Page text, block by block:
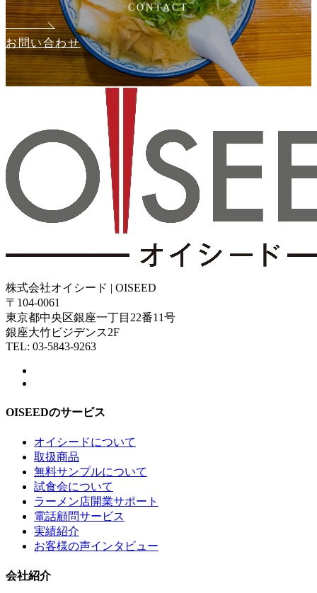
CONTACT
お問い合わせ
株式会社オイシード | OISEED
〒104-0061
東京都中央区銀座一丁目22番11号
銀座大竹ビジデンス2F
TEL: 03-5843-9263
OISEEDのサービス
オイシードについて
取扱商品
無料サンプルについて
試食会について
ラーメン店開業サポート
電話顧問サービス
実績紹介
お客様の声インタビュー
会社紹介